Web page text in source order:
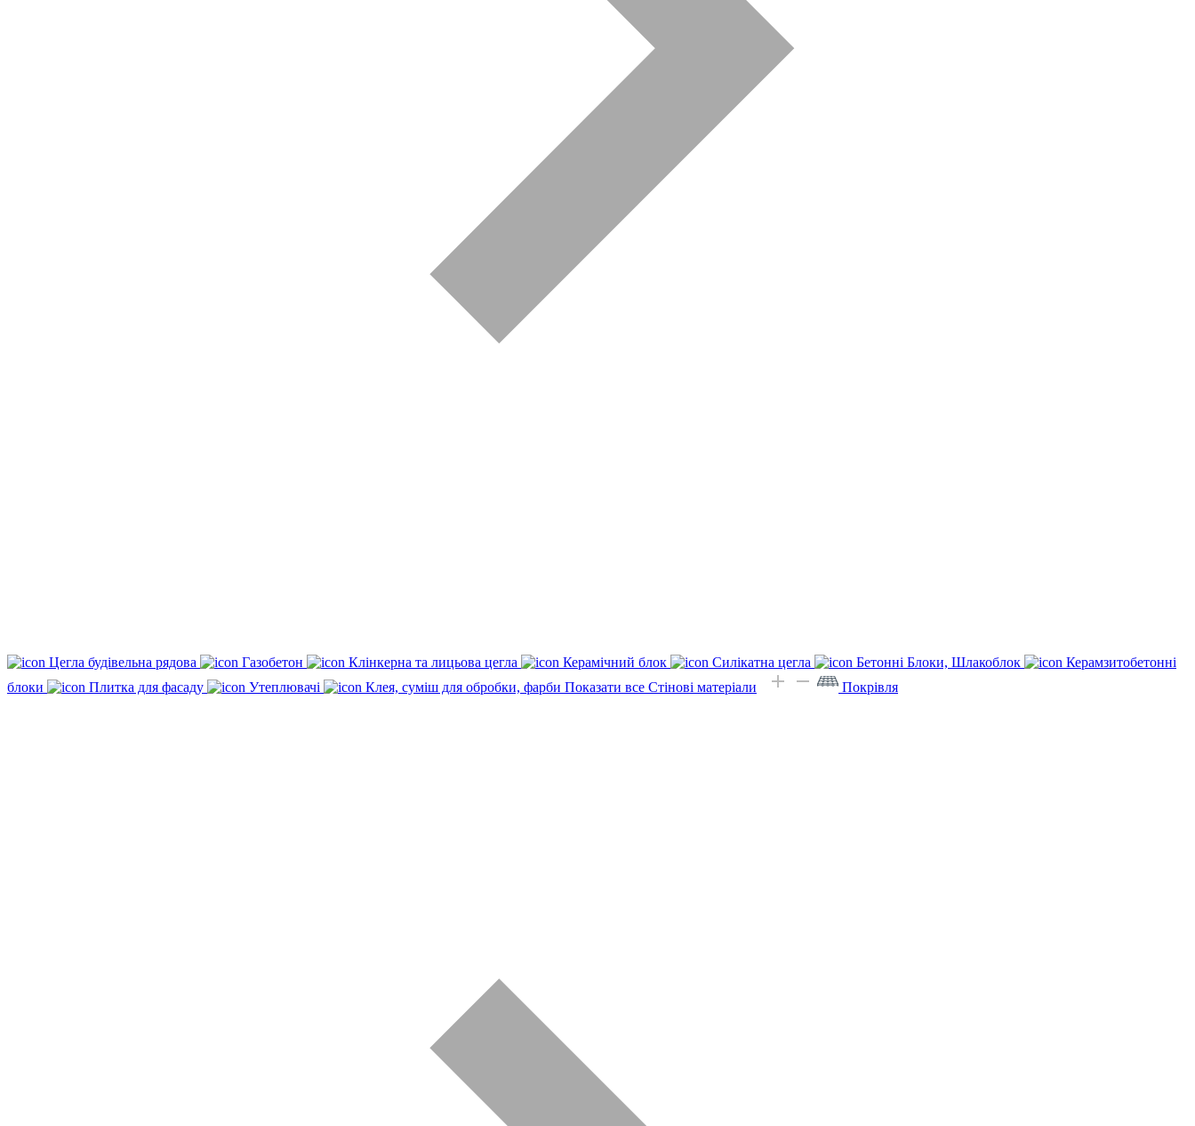
Цегла будівельна рядова Газобетон Клінкерна та лицьова цегла Керамічний блок Силікатна цегла Бетонні Блоки, Шлакоблок
Керамзитобетонні
блоки
Плитка для фасаду Утеплювачі Клея, суміш для обробки, фарби Показати все Стінові матеріали Покрівля